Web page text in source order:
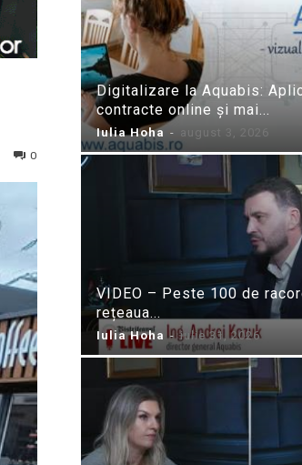
0
Digitalizare la Aquabis:
contracte online și mai...
Iulia Hoha - august 3, 2026
VIDEO – Peste 100 de
rețeaua...
Iulia Hoha - iulie 31, 2026